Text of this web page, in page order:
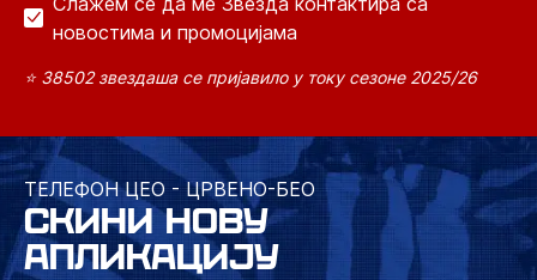
новостима и промоцијама
⭐ 38502 звездаша се пријавило у току сезоне 2025/26
ТЕЛЕФОН ЦЕО - ЦРВЕНО-БЕО
СКИНИ НОВУ
АПЛИКАЦИЈУ